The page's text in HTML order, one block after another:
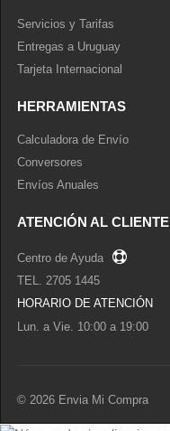
Servicios y Tarifas
Entregas a Uruguay
Tarjeta Internacional
HERRAMIENTAS
Calculadora de Envío
Conversores
Envíos Anuales
ATENCIÓN AL CLIENTE
Centro de Ayuda
TEL. 2705 1445
HORARIO DE ATENCIÓN
Lun. a Vie. 10:00 a 19:00
©2026 Envia Mi Compra